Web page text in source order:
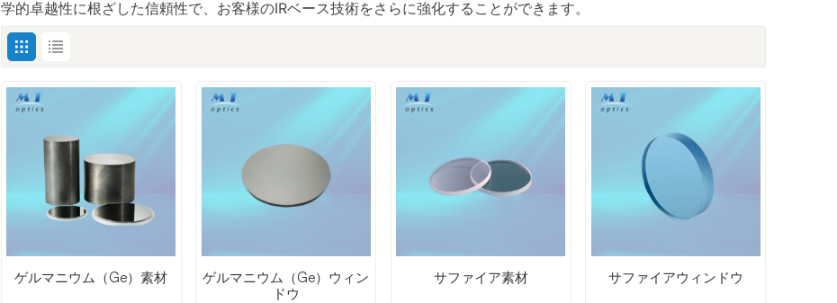
学的卓越性に根ざした信頼性で、お客様のIRベース技術をさらに強化することができます。
ゲルマニウム（Ge）素材
ゲルマニウム（Ge）ウィン
ドウ
サファイア素材 サファイアウィンドウ